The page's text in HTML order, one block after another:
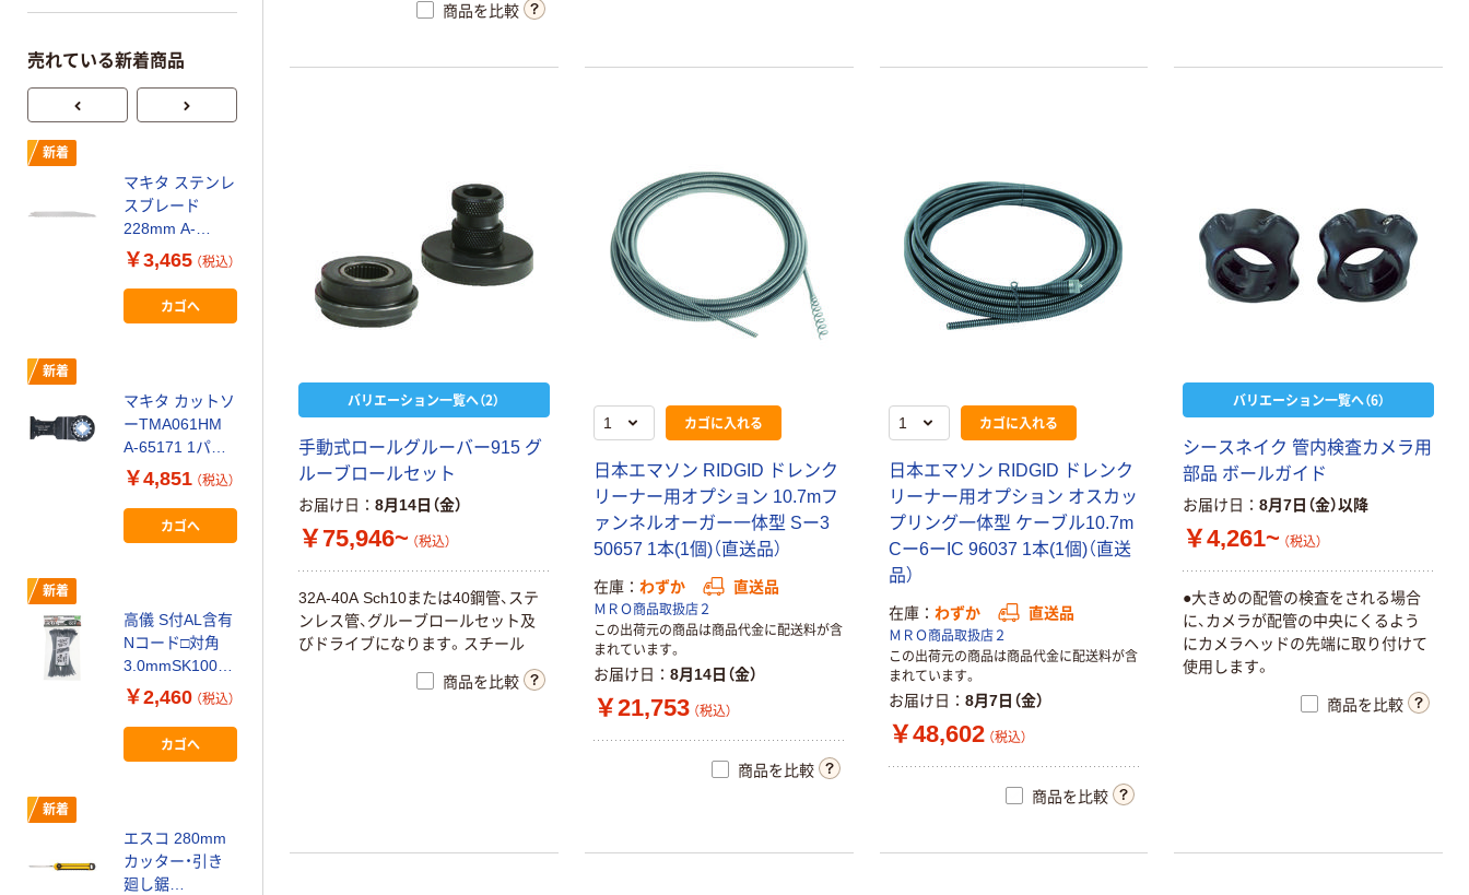
商品を比較
バリエーション一覧へ（2）
手動式ロールグルーバー915 グ
ルーブロールセット
お届け日 8月14日（金）
￥75,946~ （税込）
32A-40A Sch10または40鋼管、ステ
ンレス管、グルーブロールセット及
びドライブになります。スチール
商品を比較
カゴに入れる
日本エマソン RIDGID ドレンク
リーナー用オプション 10.7mフ
ァンネルオーガー一体型 Sー3
50657 1本(1個)（直送品）
在庫 わずか 直送品
ＭＲＯ商品取扱店２
この出荷元の商品は商品代金に配送料が含
まれています。
お届け日 8月14日（金）
￥21,753 （税込）
商品を比較
カゴに入れる
日本エマソン RIDGID ドレンク
リーナー用オプション オスカッ
プリング一体型 ケーブル10.7m
Cー6ーIC 96037 1本(1個)（直送
品）
在庫 わずか 直送品
ＭＲＯ商品取扱店２
この出荷元の商品は商品代金に配送料が含
まれています。
お届け日 8月7日（金）
￥48,602 （税込）
商品を比較
バリエーション一覧へ（6）
シースネイク 管内検査カメラ用
部品 ボールガイド
お届け日 8月7日（金）以降
￥4,261~ （税込）
●大きめの配管の検査をされる場合
に、カメラが配管の中央にくるよう
にカメラヘッドの先端に取り付けて
使用します。
商品を比較
売れている新着商品
新着
マキタ ステンレ
スブレード
228mm A-
61494 1個（直送
品）
￥3,465 （税込）
カゴへ
新着
マキタ カットソ
ーTMA061HM
A-65171 1パッ
ク（直送品）
￥4,851 （税込）
カゴへ
新着
高儀 S付AL含有
Nコード□対角
3.0mmSK100本
2015794 1箱
(100本入)（直送
品）
￥2,460 （税込）
カゴへ
新着
エスコ 280mm
カッター・引き
廻し鋸
ARMORTEXス
リムツールケー
1020870 1個（直
送品）
￥1,440 （税込）
カゴへ
サカエ CSパー
ション取手
CSP-40T 1個
￥1,864 （税込）
新着
高儀 EM 3.7V充
電ドリルDr
1400573 1個（直
ワールドツール
アストロプロダ
クツ プラスチッ
クツールトレー
クールグレー
2003000012378
￥1,982
カゴへ
アストロプロダ
ラップレンチ
2007000015117
1丁(1個) 693-
1898（直送品）
￥1,969 （税込）
カゴへ
新着
高儀 TG ハンド
リベッターセッ
ト リベット60本
（直送品）
￥1,958 （税込）
カゴへ
ホルダー THSー
1 1020431 1個
（税込）
棒レンチヘクス
1個（直送品）
￥645 （税込）
カゴへ
新着
太洋電機産業 ハ
ロゲンフリー吸
CPN-2015 1セ
ット(2ケ)（直送
品）
（税込）
カゴへ
スブレード
228mm A-
61494 1個（直送
品）
￥3,465
ク（直送品）
￥4,851
カゴへ
高儀 S付AL含有
3.0mmSK100本
新着